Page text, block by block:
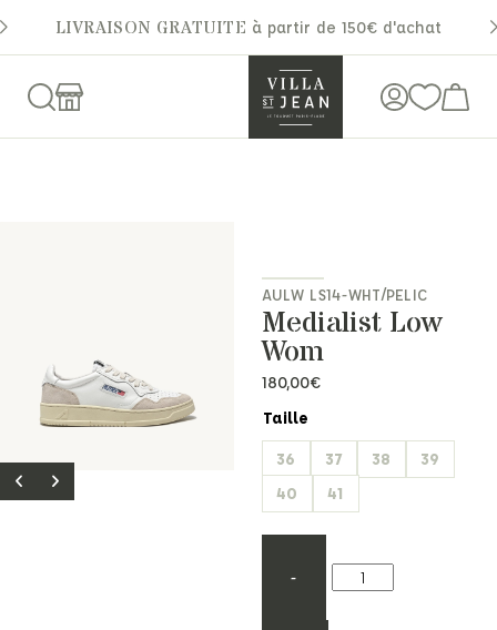
LIVRAISON GRATUITE à partir de 150€ d'achat
AULW LS14-WHT/PELIC
Medialist Low
Wom
180,00€
Taille
36
37 38
39
40
41
-